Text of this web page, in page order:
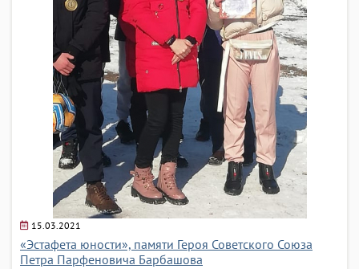
15.03.2021
«Эстафета юности», памяти Героя Советского Союза
Петра Парфеновича Барбашова